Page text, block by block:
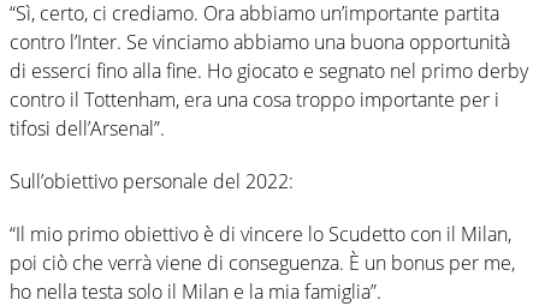
“Sì, certo, ci crediamo. Ora abbiamo un’importante partita
contro l’Inter. Se vinciamo abbiamo una buona opportunità
di esserci fino alla fine. Ho giocato e segnato nel primo derby
contro il Tottenham, era una cosa troppo importante per i
tifosi dell’Arsenal”.
Sull’obiettivo personale del 2022:
“Il mio primo obiettivo è di vincere lo Scudetto con il Milan,
poi ciò che verrà viene di conseguenza. È un bonus per me,
ho nella testa solo il Milan e la mia famiglia”.